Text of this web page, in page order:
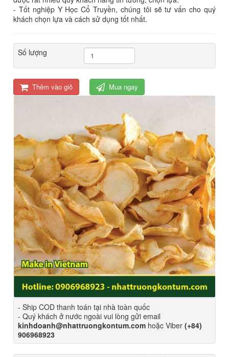
- Tốt nghiệp Y Học Cổ Truyền, chúng tôi sẽ tư vấn cho quý
khách chọn lựa và cách sử dụng tốt nhất.
Số lượng
Thêm vào giỏ Mua ngay
- Ship COD thanh toán tại nhà toàn quốc
- Quý khách ở nước ngoài vui lòng gửi email
kinhdoanh@nhattruongkontum.com hoặc Viber (+84)
906968923